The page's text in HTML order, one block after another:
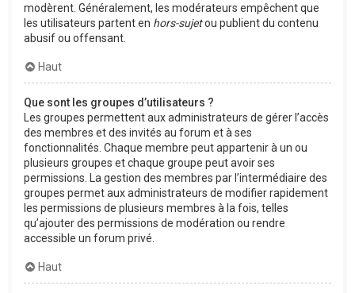
modèrent. Généralement, les modérateurs empêchent que
les utilisateurs partent en hors-sujetou publient du contenu
abusif ou offensant.
Haut
Que sont les groupes d’utilisateurs ?
Les groupes permettent aux administrateurs de gérer l’accès
des membres et des invités au forum et à ses
fonctionnalités. Chaque membre peut appartenir à un ou
plusieurs groupes et chaque groupe peut avoir ses
permissions. La gestion des membres par l’intermédiaire des
groupes permet aux administrateurs de modifier rapidement
les permissions de plusieurs membres à la fois, telles
qu’ajouter des permissions de modération ou rendre
accessible un forum privé.
Haut